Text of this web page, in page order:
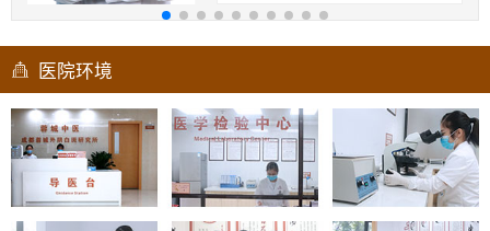
医院环境